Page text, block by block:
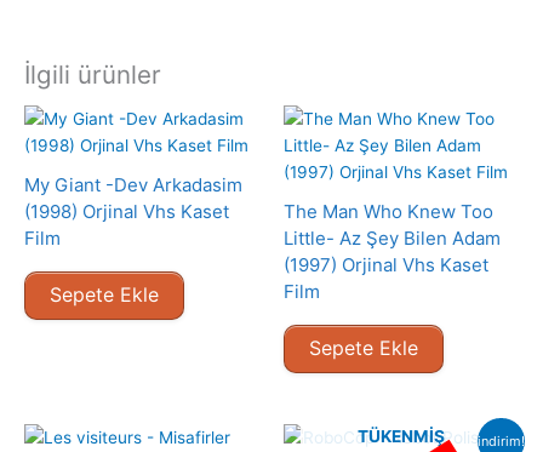
İlgili ürünler
My Giant -Dev Arkadasim
(1998) Orjinal Vhs Kaset
Film
Sepete Ekle
The Man Who Knew Too
Little- Az Şey Bilen Adam
(1997) Orjinal Vhs Kaset
Film
Sepete Ekle
indirim!
TÜKENMIŞ